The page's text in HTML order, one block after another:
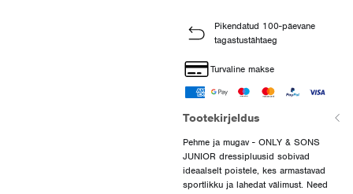
Pikendatud 100-päevane
tagastustähtaeg
Turvaline makse
Tootekirjeldus
Pehme ja mugav - ONLY & SONS
JUNIOR dressipluusid sobivad
ideaalselt poistele, kes armastavad
sportlikku ja lahedat välimust. Need